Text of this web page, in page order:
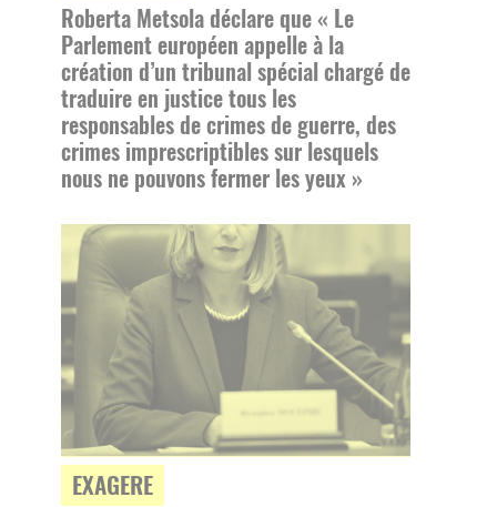
Roberta Metsola déclare que « Le
Parlement européen appelle à la
création d’un tribunal spécial chargé de
traduire en justice tous les
responsables de crimes de guerre, des
crimes imprescriptibles sur lesquels
nous ne pouvons fermer les yeux »
EXAGERE